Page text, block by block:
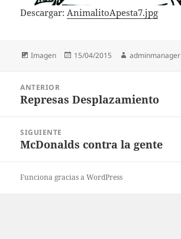
Descargar:AnimalitoApesta7.jpg
Formato
Imagen
Publicado
15/04/2015 Autor
adminmanager
entradas
ANTERIOR
Entrada
Represas Desplazamiento
SIGUIENTE
Entrada
McDonalds contra la gente
Funciona gracias a WordPress